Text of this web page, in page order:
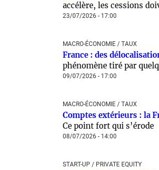
accélère, les cessions
23/07/2026 - 17:00
MACRO-ÉCONOMIE / TAUX
France : des
phénomène tiré par
09/07/2026 - 17:00
MACRO-ÉCONOMIE / TAUX
Comptes extérieurs : la
Ce point fort qui s’érode
08/07/2026 - 14:00
START-UP / PRIVATE EQUITY